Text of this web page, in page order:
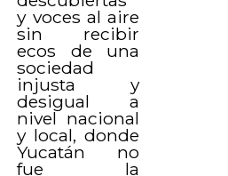
y voces al aire
sin recibir
ecos de una
sociedad
injusta y
desigual a
nivel nacional
y local, donde
Yucatán no
fue la